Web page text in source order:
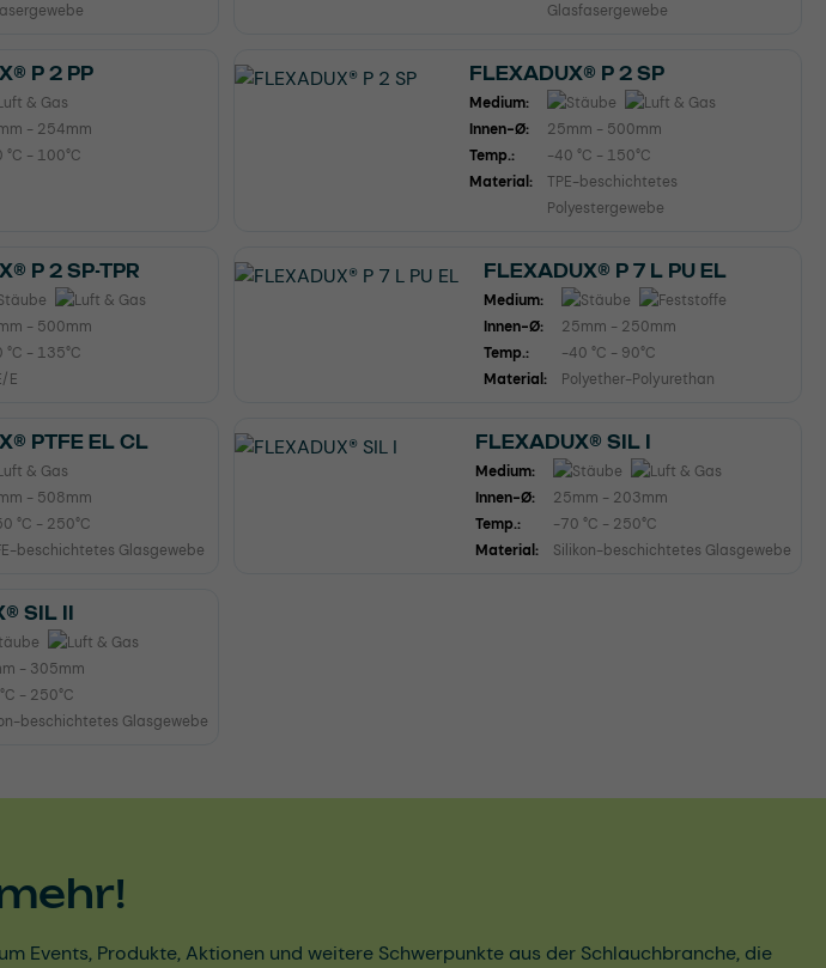
Glasfasergewebe
P 2 PP
- 254mm
°C - 100°C
FLEXADUX® P 2 SP
Medium:
Innen-Ø:
25mm - 500mm
Temp.:
-40 °C - 150°C
Material:
TPE-beschichtetes
Polyestergewebe
P 2 SP-TPR
- 500mm
°C - 135°C
E
FLEXADUX® P 7 L PU EL
Medium:
Innen-Ø:
25mm - 250mm
Temp.:
-40 °C - 90°C
Material:
Polyether-Polyurethan
PTFE EL CL
- 508mm
°C - 250°C
beschichtetes Glasgewebe
FLEXADUX® SIL I
Medium:
Innen-Ø:
25mm - 203mm
Temp.:
-70 °C - 250°C
Material:
Silikon-beschichtetes Glasgewebe
SIL II
- 305mm
- 250°C
beschichtetes Glasgewebe
Events, Produkte, Aktionen und weitere Schwerpunkte aus der Schlauchbranche, die